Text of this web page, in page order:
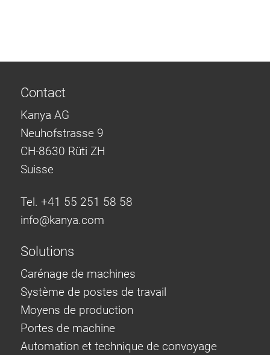
Contact
Kanya AG
Neuhofstrasse 9
CH-8630 Rüti ZH
Suisse
Tel. +41 55 251 58 58
info@kanya.com
Solutions
Carénage de machines
Système de postes de travail
Moyens de production
Portes de machine
Automation et technique de convoyage